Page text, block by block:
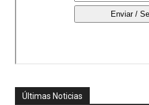
Últimas Noticias